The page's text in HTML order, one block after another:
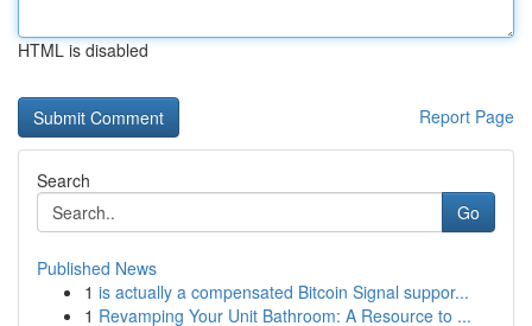
HTML is disabled
Report Page
Search
Go
Published News
1 is actually a compensated Bitcoin Signal suppor...
1 Revamping Your Unit Bathroom: A Resource to ...